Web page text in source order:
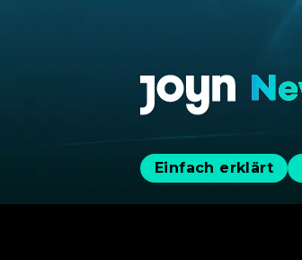
Einfach erklärt